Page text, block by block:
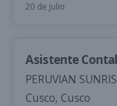
20 de julio
Asistente
PERUVIAN
Cusco, Cusco